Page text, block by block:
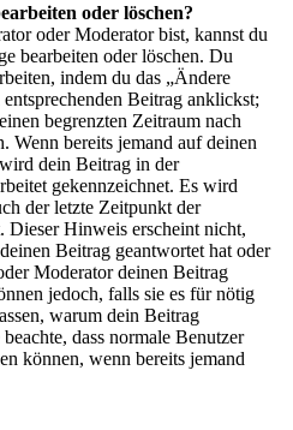
oder löschen?
oder Moderator bist, kannst du
bearbeiten oder löschen. Du
indem du das „Ändere
Beitrag anklickst;
begrenzten Zeitraum nach
Wenn bereits jemand auf deinen
dein Beitrag in der
gekennzeichnet. Es wird
der letzte Zeitpunkt der
Dieser Hinweis erscheint nicht,
Beitrag geantwortet hat oder
Moderator deinen Beitrag
jedoch, falls sie es für nötig
warum dein Beitrag
dass normale Benutzer
können, wenn bereits jemand